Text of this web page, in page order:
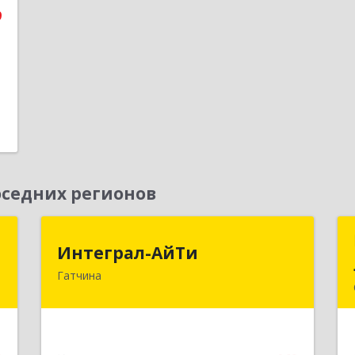
регионов
Интеграл-АйТи
Гатчина
Интеграл-АйТи